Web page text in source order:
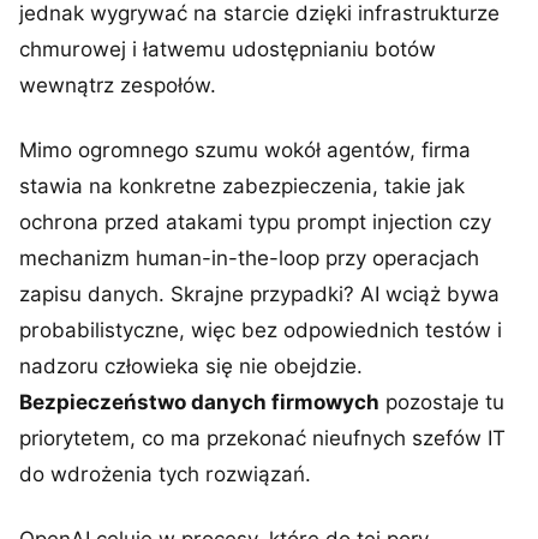
jednak wygrywać na starcie dzięki infrastrukturze
chmurowej i łatwemu udostępnianiu botów
wewnątrz zespołów.
Mimo ogromnego szumu wokół agentów, firma
stawia na konkretne zabezpieczenia, takie jak
ochrona przed atakami typu prompt injection czy
mechanizm human-in-the-loop przy operacjach
zapisu danych. Skrajne przypadki? AI wciąż bywa
probabilistyczne, więc bez odpowiednich testów i
nadzoru człowieka się nie obejdzie.
Bezpieczeństwo danych firmowych pozostaje tu
priorytetem, co ma przekonać nieufnych szefów IT
do wdrożenia tych rozwiązań.